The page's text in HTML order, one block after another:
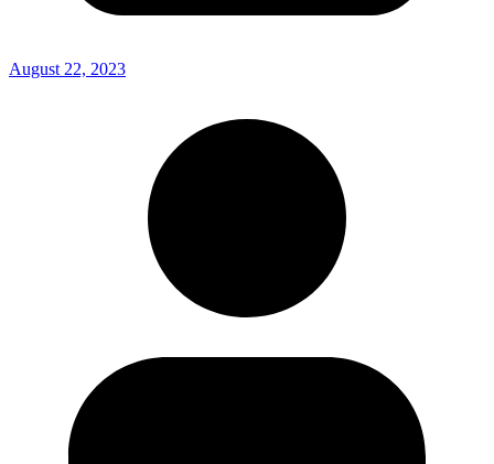
August 22, 2023